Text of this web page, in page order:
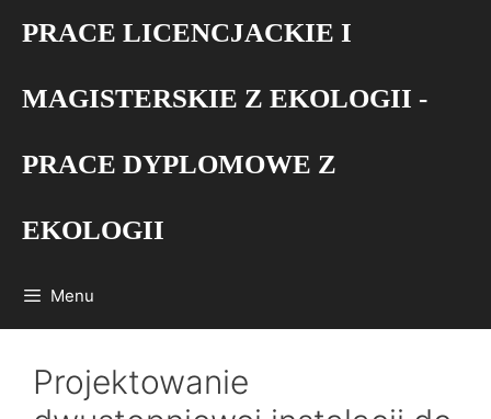
PRACE LICENCJACKIE I
MAGISTERSKIE Z EKOLOGII -
PRACE DYPLOMOWE Z
EKOLOGII
Menu
Projektowanie